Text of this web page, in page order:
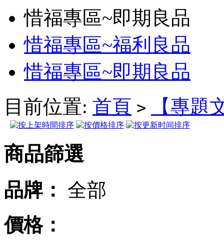
惜福專區~即期良品
惜福專區~福利良品
惜福專區~即期良品
目前位置: 首頁 > 【專題
商品篩選
品牌：
全部
價格：